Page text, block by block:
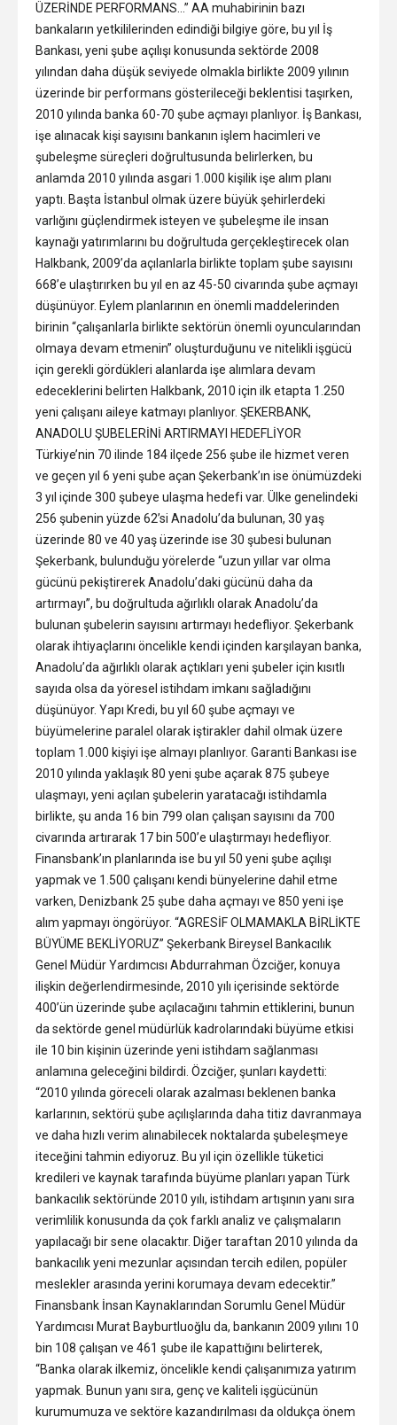
ÜZERİNDE PERFORMANS…” AA muhabirinin bazı
bankaların yetkililerinden edindiği bilgiye göre, bu yıl İş
Bankası, yeni şube açılışı konusunda sektörde 2008
yılından daha düşük seviyede olmakla birlikte 2009 yılının
üzerinde bir performans gösterileceği beklentisi taşırken,
2010 yılında banka 60-70 şube açmayı planlıyor. İş Bankası,
işe alınacak kişi sayısını bankanın işlem hacimleri ve
şubeleşme süreçleri doğrultusunda belirlerken, bu
anlamda 2010 yılında asgari 1.000 kişilik işe alım planı
yaptı. Başta İstanbul olmak üzere büyük şehirlerdeki
varlığını güçlendirmek isteyen ve şubeleşme ile insan
kaynağı yatırımlarını bu doğrultuda gerçekleştirecek olan
Halkbank, 2009’da açılanlarla birlikte toplam şube sayısını
668’e ulaştırırken bu yıl en az 45-50 civarında şube açmayı
düşünüyor. Eylem planlarının en önemli maddelerinden
birinin “çalışanlarla birlikte sektörün önemli oyuncularından
olmaya devam etmenin” oluşturduğunu ve nitelikli işgücü
için gerekli gördükleri alanlarda işe alımlara devam
edeceklerini belirten Halkbank, 2010 için ilk etapta 1.250
yeni çalışanı aileye katmayı planlıyor. ŞEKERBANK,
ANADOLU ŞUBELERİNİ ARTIRMAYI HEDEFLİYOR
Türkiye’nin 70 ilinde 184 ilçede 256 şube ile hizmet veren
ve geçen yıl 6 yeni şube açan Şekerbank’ın ise önümüzdeki
3 yıl içinde 300 şubeye ulaşma hedefi var. Ülke genelindeki
256 şubenin yüzde 62’si Anadolu’da bulunan, 30 yaş
üzerinde 80 ve 40 yaş üzerinde ise 30 şubesi bulunan
Şekerbank, bulunduğu yörelerde “uzun yıllar var olma
gücünü pekiştirerek Anadolu’daki gücünü daha da
artırmayı”, bu doğrultuda ağırlıklı olarak Anadolu’da
bulunan şubelerin sayısını artırmayı hedefliyor. Şekerbank
olarak ihtiyaçlarını öncelikle kendi içinden karşılayan banka,
Anadolu’da ağırlıklı olarak açtıkları yeni şubeler için kısıtlı
sayıda olsa da yöresel istihdam imkanı sağladığını
düşünüyor. Yapı Kredi, bu yıl 60 şube açmayı ve
büyümelerine paralel olarak iştirakler dahil olmak üzere
toplam 1.000 kişiyi işe almayı planlıyor. Garanti Bankası ise
2010 yılında yaklaşık 80 yeni şube açarak 875 şubeye
ulaşmayı, yeni açılan şubelerin yaratacağı istihdamla
birlikte, şu anda 16 bin 799 olan çalışan sayısını da 700
civarında artırarak 17 bin 500’e ulaştırmayı hedefliyor.
Finansbank’ın planlarında ise bu yıl 50 yeni şube açılışı
yapmak ve 1.500 çalışanı kendi bünyelerine dahil etme
varken, Denizbank 25 şube daha açmayı ve 850 yeni işe
alım yapmayı öngörüyor. “AGRESİF OLMAMAKLA BİRLİKTE
BÜYÜME BEKLİYORUZ” Şekerbank Bireysel Bankacılık
Genel Müdür Yardımcısı Abdurrahman Özciğer, konuya
ilişkin değerlendirmesinde, 2010 yılı içerisinde sektörde
400’ün üzerinde şube açılacağını tahmin ettiklerini, bunun
da sektörde genel müdürlük kadrolarındaki büyüme etkisi
ile 10 bin kişinin üzerinde yeni istihdam sağlanması
anlamına geleceğini bildirdi. Özciğer, şunları kaydetti:
“2010 yılında göreceli olarak azalması beklenen banka
karlarının, sektörü şube açılışlarında daha titiz davranmaya
ve daha hızlı verim alınabilecek noktalarda şubeleşmeye
iteceğini tahmin ediyoruz. Bu yıl için özellikle tüketici
kredileri ve kaynak tarafında büyüme planları yapan Türk
bankacılık sektöründe 2010 yılı, istihdam artışının yanı sıra
verimlilik konusunda da çok farklı analiz ve çalışmaların
yapılacağı bir sene olacaktır. Diğer taraftan 2010 yılında da
bankacılık yeni mezunlar açısından tercih edilen, popüler
meslekler arasında yerini korumaya devam edecektir.”
Finansbank İnsan Kaynaklarından Sorumlu Genel Müdür
Yardımcısı Murat Bayburtluoğlu da, bankanın 2009 yılını 10
bin 108 çalışan ve 461 şube ile kapattığını belirterek,
“Banka olarak ilkemiz, öncelikle kendi çalışanımıza yatırım
yapmak. Bunun yanı sıra, genç ve kaliteli işgücünün
kurumumuza ve sektöre kazandırılması da oldukça önem